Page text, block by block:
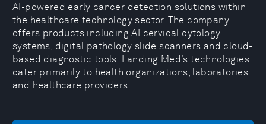
AI-powered early cancer detection solutions within
the healthcare technology sector. The company
offers products including AI cervical cytology
systems, digital pathology slide scanners and cloud-
based diagnostic tools. Landing Med’s technologies
cater primarily to health organizations, laboratories
and healthcare providers.